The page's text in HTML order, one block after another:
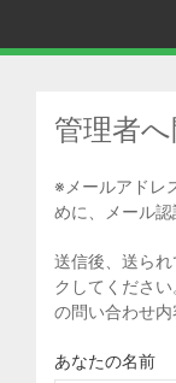
管理者
※メールアドレ
めに、メール認
送信後、送ら
クしてくださ
の問い合わせ内
あなたの名前